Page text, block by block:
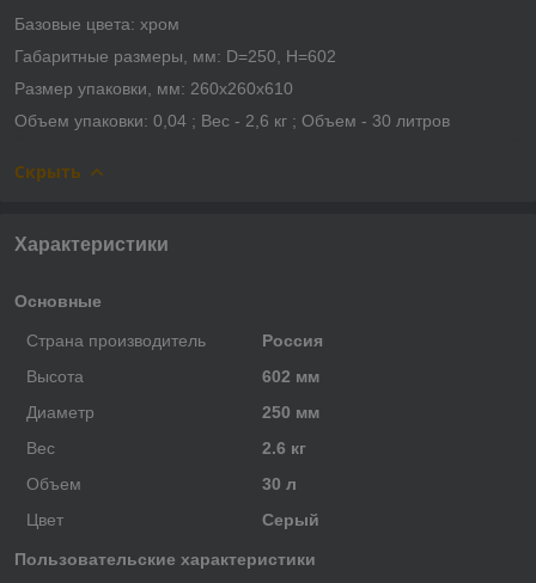
Базовые цвета: хром
Габаритные размеры, мм: D=250, Н=602
Размер упаковки, мм: 260х260х610
Объем упаковки: 0,04 ; Вес - 2,6 кг ; Объем - 30 литров
Скрыть
Характеристики
Основные
Страна производитель
Россия
Высота
602 мм
Диаметр
250 мм
Вес
2.6 кг
Объем
30 л
Цвет
Серый
Пользовательские характеристики